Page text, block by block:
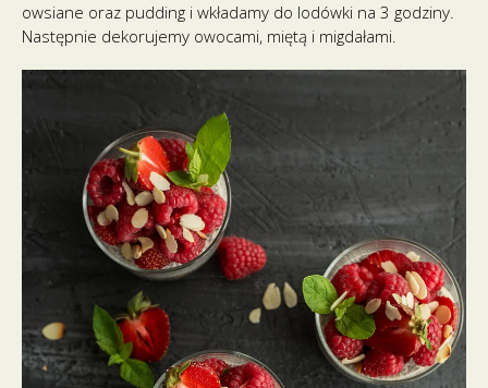
owsiane oraz pudding i wkładamy do lodówki na 3 godziny.
Następnie dekorujemy owocami, miętą i migdałami.